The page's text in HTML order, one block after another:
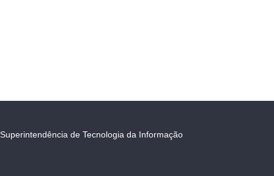
Superintendência de Tecnologia da Informação